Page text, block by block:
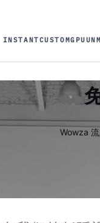
INSTANTCUSTOMGPU
Wowza